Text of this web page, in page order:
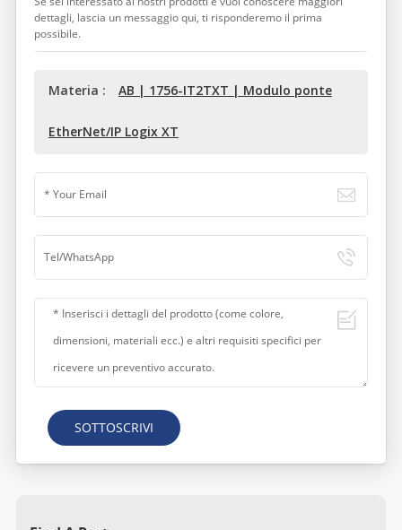
dettagli, lascia un messaggio qui, ti risponderemo il prima
possibile.
Materia : AB | 1756-IT2TXT | Modulo ponte
EtherNet/IP Logix XT
SOTTOSCRIVI